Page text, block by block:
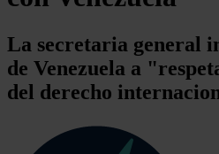
La secretaria general
de Venezuela a
del derecho